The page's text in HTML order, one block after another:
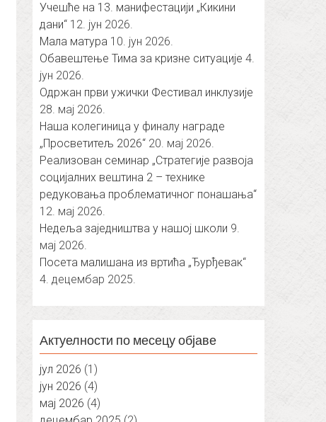
Учешће на 13. манифестацији „Кикини
дани“ 12. јун 2026.
Мала матура 10. јун 2026.
Обавештење Тима за кризне ситуације 4.
јун 2026.
Одржан први ужички Фестивал инклузије
28. мај 2026.
Наша колегиница у финалу награде
„Просветитељ 2026“ 20. мај 2026.
Реализован семинар „Стратегије развоја
социјалних вештина 2 – технике
редуковања проблематичног понашања“
12. мај 2026.
Недеља заједништва у нашој школи 9.
мај 2026.
Посета малишана из вртића „Ђурђевак“
4. децембар 2025.
Актуелности по месецу објаве
јул 2026 (1)
јун 2026 (4)
мај 2026 (4)